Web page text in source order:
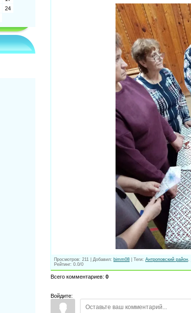
24
Просмотров: 211 Добавил: bimm08 Теги: Антроповский район,
Рейтинг: 0.0/0
Всего комментариев: 0
Войдите: